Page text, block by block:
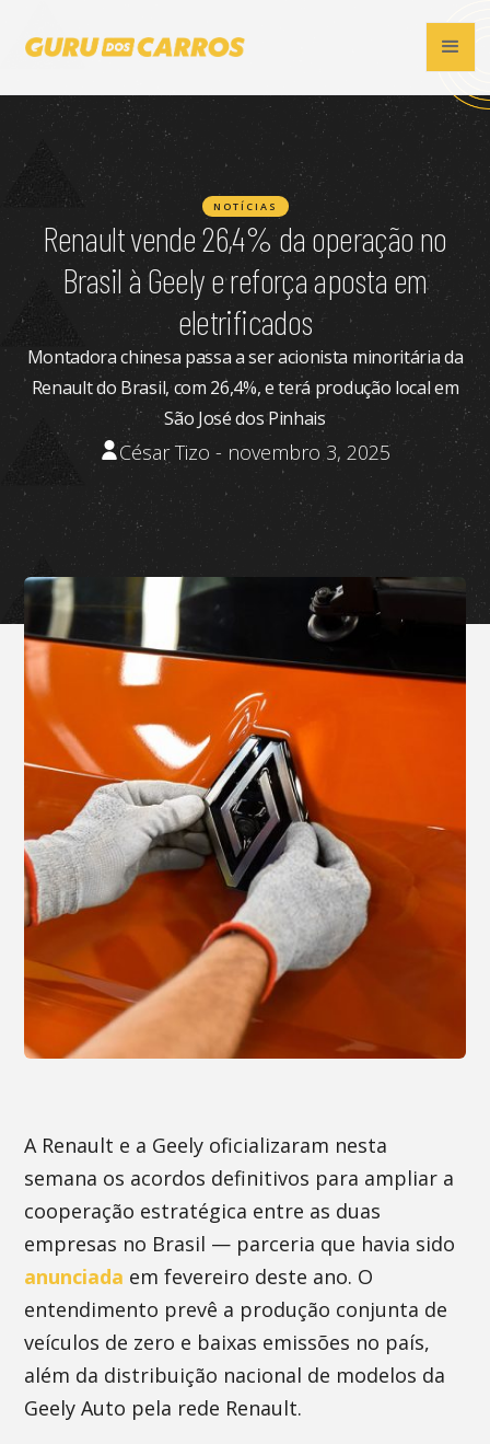
NOTÍCIAS
Renault vende 26,4% da operação no
Brasil à Geely e reforça aposta em
eletrificados
Montadora chinesa passa a ser acionista minoritária da
Renault do Brasil, com 26,4%, e terá produção local em
São José dos Pinhais
César Tizo - novembro 3, 2025
A Renault e a Geely oficializaram nesta
semana os acordos definitivos para ampliar a
cooperação estratégica entre as duas
empresas no Brasil — parceria que havia sido
anunciada em fevereiro deste ano. O
entendimento prevê a produção conjunta de
veículos de zero e baixas emissões no país,
além da distribuição nacional de modelos da
Geely Auto pela rede Renault.